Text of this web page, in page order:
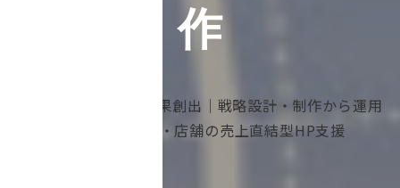
作
AI時代のHP戦略で成果創出｜戦略設計・制作から運用
改善まで｜企業・店舗の売上直結型HP支援